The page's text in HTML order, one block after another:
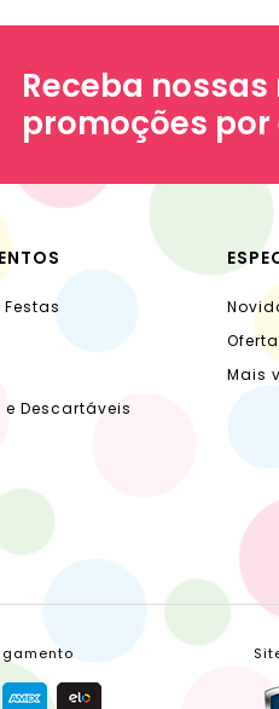
Receba
promoções
Descartáveis
Mais